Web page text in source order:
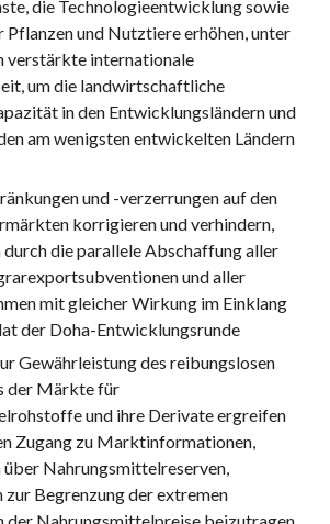
die Technologieentwicklung sowie
Pflanzen und Nutztiere erhöhen, unter
verstärkte internationale
um die landwirtschaftliche
in den Entwicklungsländern und
am wenigsten entwickelten Ländern
und -verzerrungen auf den
korrigieren und verhindern,
durch die parallele Abschaffung aller
und aller
mit gleicher Wirkung im Einklang
der Doha-Entwicklungsrunde
Gewährleistung des reibungslosen
der Märkte für
und ihre Derivate ergreifen
Zugang zu Marktinformationen,
über Nahrungsmittelreserven,
zur Begrenzung der extremen